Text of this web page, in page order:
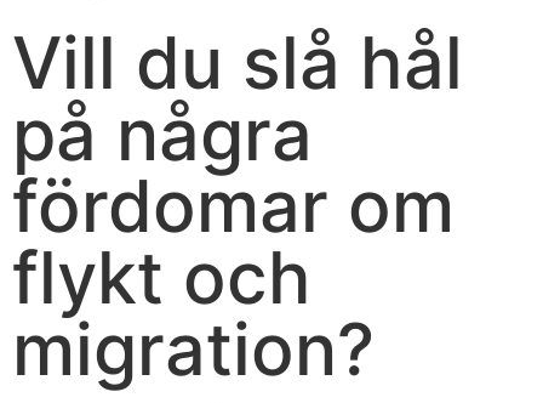
Vill du slå hål
på några
fördomar om
flykt och
migration?